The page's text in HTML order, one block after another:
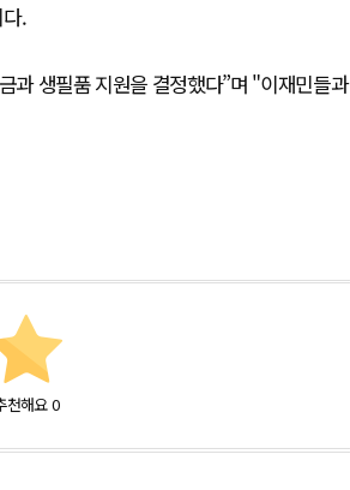
.
과 생필품 지원을 결정했다”며 "이재민들과
천해요 0